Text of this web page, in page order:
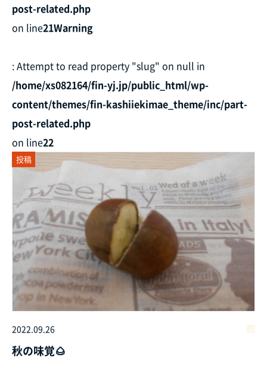
post-related.php
on line21Warning
: Attempt to read property "slug" on null in
/home/xs082164/fin-yj.jp/public_html/wp-
content/themes/fin-kashiiekimae_theme/inc/part-
post-related.php
on line22
投稿
2022.09.26
秋の味覚🌰